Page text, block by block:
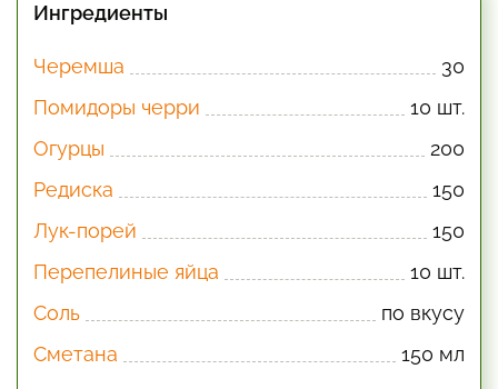
Ингредиенты
Черемша
30
Помидоры черри
10 шт.
Огурцы
200
Редиска
150
Лук-порей
150
Перепелиные яйца
10 шт.
Соль
по вкусу
Сметана
150 мл